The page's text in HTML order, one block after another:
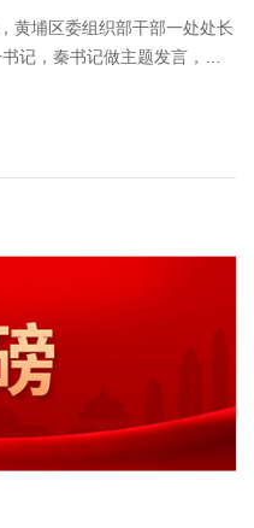
黄埔区委组织部干部一处处长
记，秦书记做主题发言，党